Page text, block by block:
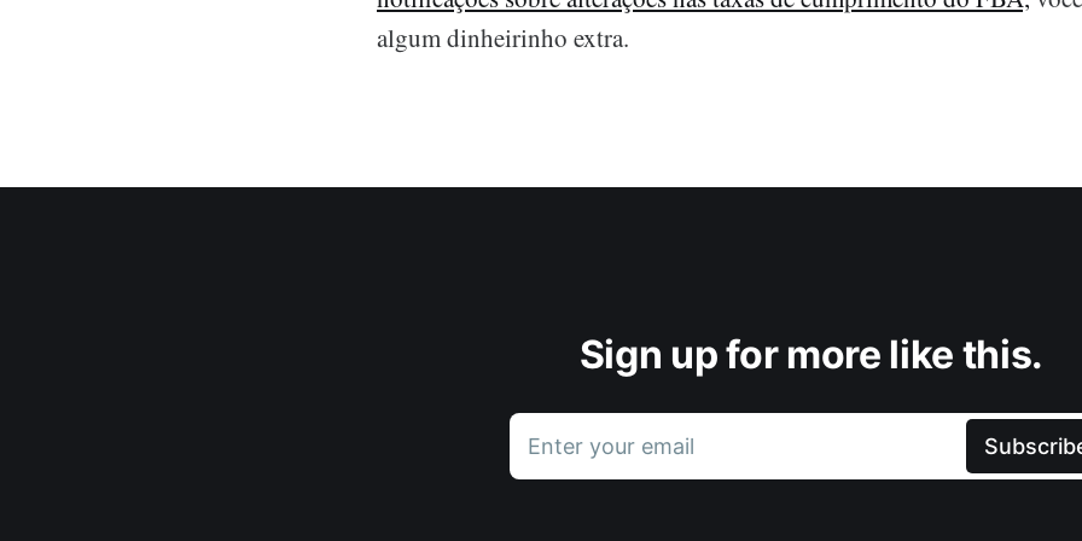
algum dinheirinho extra.
Sign up for more like this.
Enter your email